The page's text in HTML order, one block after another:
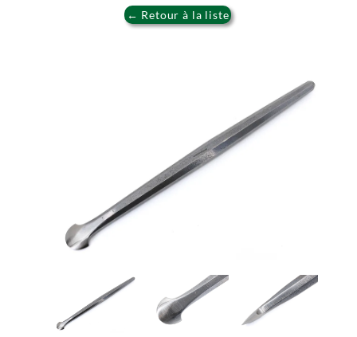
← Retour à la liste